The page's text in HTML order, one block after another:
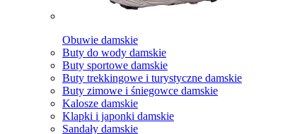
Obuwie damskie
Buty do wody damskie
Buty sportowe damskie
Buty trekkingowe i turystyczne damskie
Buty zimowe i śniegowce damskie
Kalosze damskie
Klapki i japonki damskie
Sandały damskie